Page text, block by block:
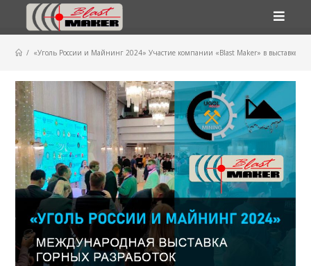
Перейти
/ «Уголь России и Майнинг 2024» Участие компании «Blast Maker» в выставке в